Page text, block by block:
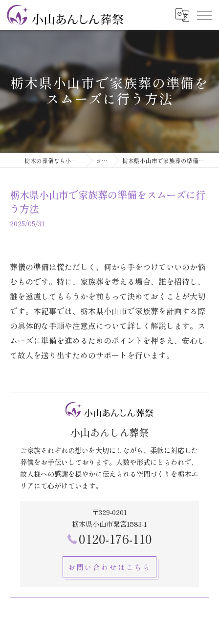
栃木県小山市で家族葬の準備を
スムーズに行う方法
栃木の葬儀なら小山あんしん葬祭 コラム 栃木県小山市で家族葬の準備をスムーズに行う方法
栃木県小山市で家族葬の準備をスムーズに行
う方法
2025/05/31
葬儀の準備は慌ただしく、何から手をつけていいのか悩
むものです。特に、家族葬を考える場合、誰を招待し、
誰を遠慮してもらうかを前もって決めておくことが大切
です。本記事では、栃木県小山市で家族葬を計画する際
の具体的な手順や注意点について詳しく解説します。ス
ムーズに準備を進めるためのポイントを押さえ、安心し
て故人を送り出すためのサポートを行います。
小山あんしん葬祭
ご家族それぞれの想いを大切にしながら、柔軟に対応した
葬儀をお手伝いしております。人数や形式にとらわれず、
故人様への感謝を穏やかに伝えられる空間づくりを栃木エ
リアにて心がけています。
〒329-0201
栃木県小山市粟宮1583-1
0120-176-110
お問い合わせはこちら